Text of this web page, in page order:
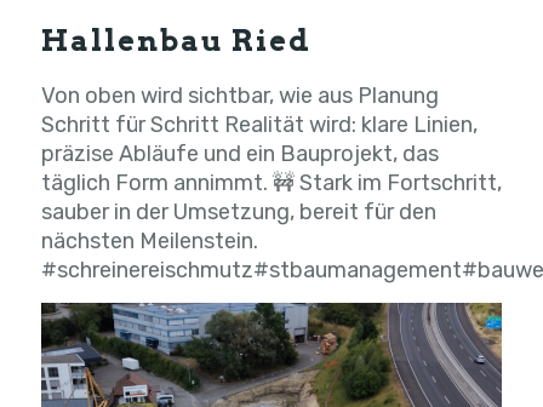
Hallenbau Ried
Von oben wird sichtbar, wie aus Planung
Schritt für Schritt Realität wird: klare Linien,
präzise Abläufe und ein Bauprojekt, das
täglich Form annimmt. 🚧 Stark im Fortschritt,
sauber in der Umsetzung, bereit für den
nächsten Meilenstein.